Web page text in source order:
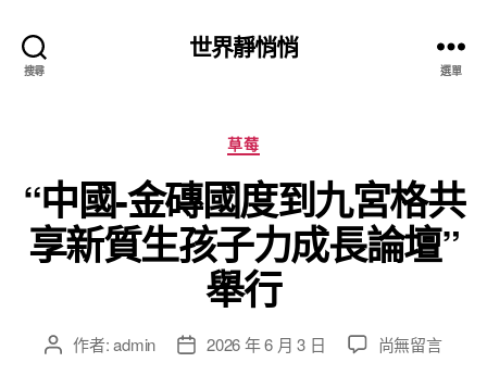
搜尋
世界靜悄悄
選單
分
類
草莓
“中國-金磚國度到九宮格共
享新質生孩子力成長論壇”
舉行
文 作者:admin
文 2026 年 6 月 3 日
在
尚無留言